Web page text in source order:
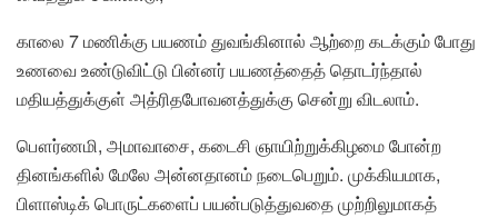
காலை 7 மணிக்கு பயணம் துவங்கினால் ஆற்றை கடக்கும் போது
உணவை உண்டுவிட்டு பின்னர் பயணத்தைத் தொடர்ந்தால்
மதியத்துக்குள் அத்ரிதபோவனத்துக்கு சென்று விடலாம்.
பௌர்ணமி, அமாவாசை, கடைசி ஞாயிற்றுக்கிழமை போன்ற
தினங்களில் மேலே அன்னதானம் நடைபெறும். முக்கியமாக,
பிளாஸ்டிக் பொருட்களைப் பயன்படுத்துவதை முற்றிலுமாகத்